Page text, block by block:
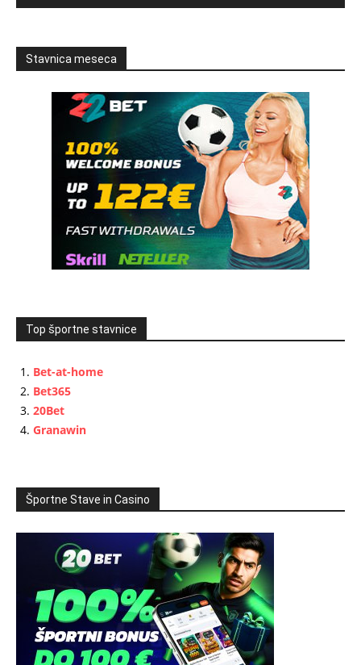
Stavnica meseca
Top športne stavnice
Bet-at-home
Bet365
20Bet
Granawin
Športne Stave in Casino